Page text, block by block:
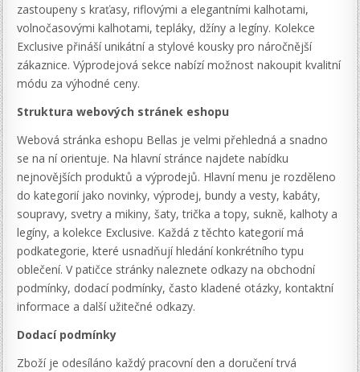
zastoupeny s kraťasy, riflovými a elegantními kalhotami,
volnočasovými kalhotami, tepláky, džíny a legíny. Kolekce
Exclusive přináší unikátní a stylové kousky pro náročnější
zákaznice. Výprodejová sekce nabízí možnost nakoupit kvalitní
módu za výhodné ceny.
Struktura webových stránek eshopu
Webová stránka eshopu Bellas je velmi přehledná a snadno
se na ní orientuje. Na hlavní stránce najdete nabídku
nejnovějších produktů a výprodejů. Hlavní menu je rozděleno
do kategorií jako novinky, výprodej, bundy a vesty, kabáty,
soupravy, svetry a mikiny, šaty, trička a topy, sukně, kalhoty a
legíny, a kolekce Exclusive. Každá z těchto kategorií má
podkategorie, které usnadňují hledání konkrétního typu
oblečení. V patičce stránky naleznete odkazy na obchodní
podmínky, dodací podmínky, často kladené otázky, kontaktní
informace a další užitečné odkazy.
Dodací podmínky
Zboží je odesíláno každý pracovní den a doručení trvá